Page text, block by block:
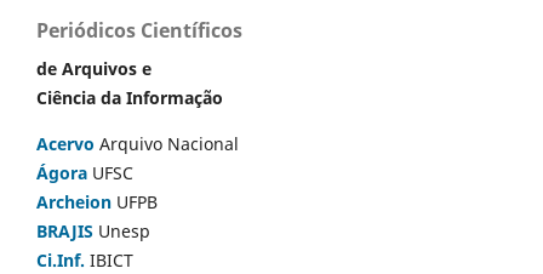
Periódicos Científicos
de Arquivos e
Ciência da Informação
Acervo Arquivo Nacional
Ágora UFSC
Archeion UFPB
BRAJIS Unesp
Ci.Inf. IBICT